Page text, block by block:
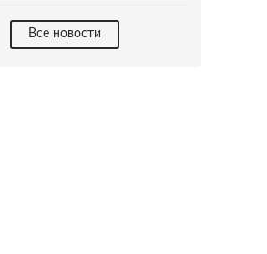
Все новости